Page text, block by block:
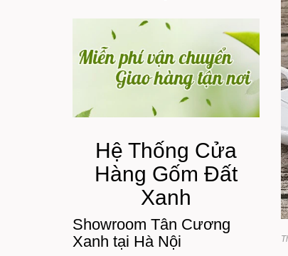
Hệ Thống Cửa
Hàng Gốm Đất
Xanh
Showroom Tân Cương
Xanh tại Hà Nội